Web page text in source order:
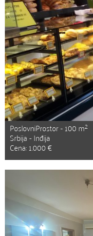
PoslovniProstor - 100 m2
Srbija - Inđija
Cena: 1.000 €